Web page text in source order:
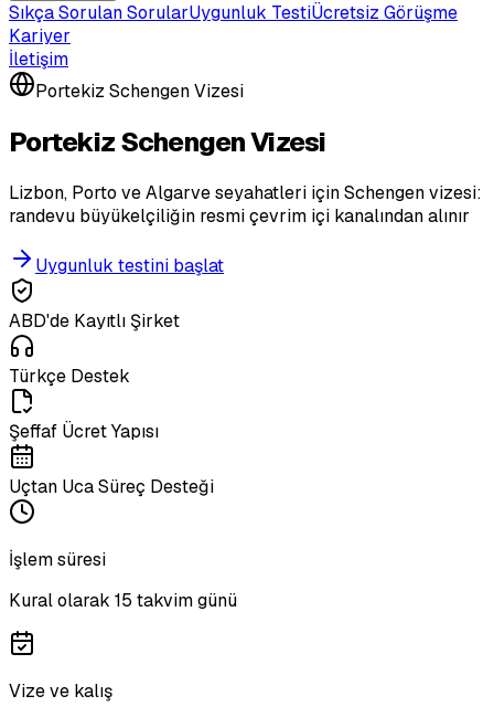
Sıkça Sorulan SorularUygunluk TestiÜcretsiz Görüşme
Kariyer
İletişim
Portekiz Schengen Vizesi
Portekiz Schengen Vizesi
Lizbon, Porto ve Algarve seyahatleri için Schengen vizesi:
randevu büyükelçiliğin resmi çevrim içi kanalından alınır
Uygunluk testini başlat
ABD'de Kayıtlı Şirket
Türkçe Destek
Şeffaf Ücret Yapısı
Uçtan Uca Süreç Desteği
İşlem süresi
Kural olarak 15 takvim günü
Vize ve kalış